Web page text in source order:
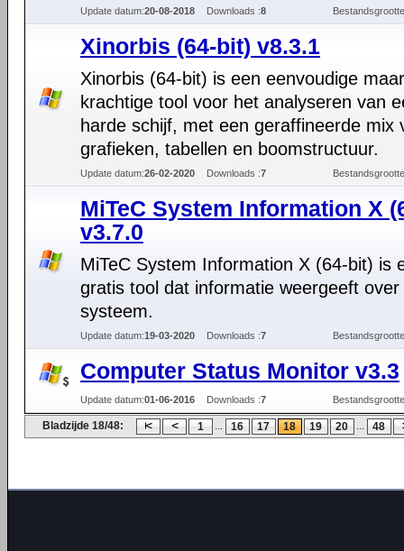
Update datum:20-08-2018 Downloads :8
Xinorbis (64-bit) v8.3.1
Xinorbis (64-bit) is een eenvoudige maar
krachtige tool voor het analyseren van
harde schijf, met een geraffineerde mix
grafieken, tabellen en boomstructuur.
Update datum:26-02-2020 Downloads :7
MiTeC System Information X
v3.7.0
MiTeC System Information X (64-bit) is
gratis tool dat informatie weergeeft over
systeem.
Update datum:19-03-2020 Downloads :7
Computer Status Monitor v3.3
Update datum:01-06-2016 Downloads :7
Bladzijde 18/48: 1 ... 16 17 18 19 20 ... 48